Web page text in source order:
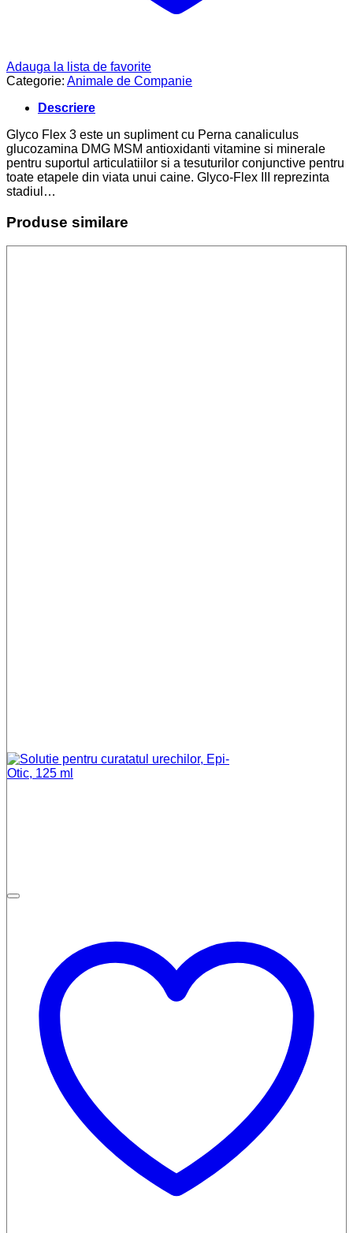
Adauga la lista de favorite
Categorie: Animale de Companie
Descriere
Glyco Flex 3 este un supliment cu Perna canaliculus
glucozamina DMG MSM antioxidanti vitamine si minerale
pentru suportul articulatiilor si a tesuturilor conjunctive pentru
toate etapele din viata unui caine. Glyco-Flex III reprezinta
stadiul…
Produse similare